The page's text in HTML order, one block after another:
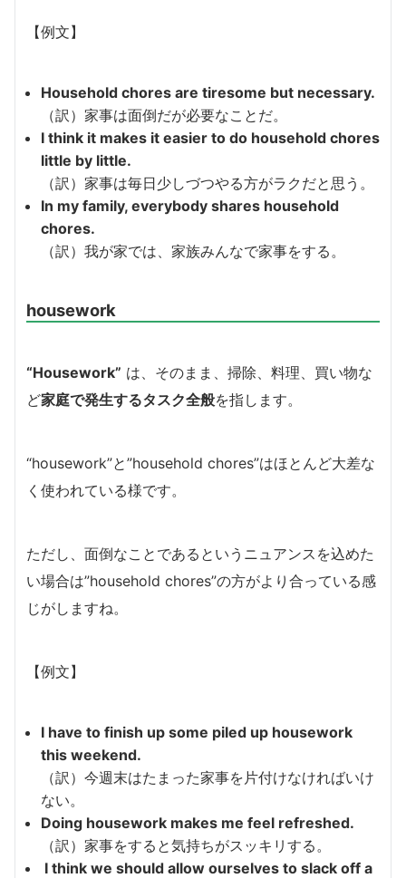
【例文】
Household chores are tiresome but necessary.
（訳）家事は面倒だが必要なことだ。
I think it makes it easier to do household chores
little by little.
（訳）家事は毎日少しづつやる方がラクだと思う。
In my family, everybody shares household
chores.
（訳）我が家では、家族みんなで家事をする。
housework
“Housework” は、そのまま、掃除、料理、買い物な
ど家庭で発生するタスク全般を指します。
“housework”と”household chores”はほとんど大差な
く使われている様です。
ただし、面倒なことであるというニュアンスを込めた
い場合は”household chores”の方がより合っている感
じがしますね。
【例文】
I have to finish up some piled up housework
this weekend.
（訳）今週末はたまった家事を片付けなければいけ
ない。
Doing housework makes me feel refreshed.
（訳）家事をすると気持ちがスッキリする。
I think we should allow ourselves to slack off a